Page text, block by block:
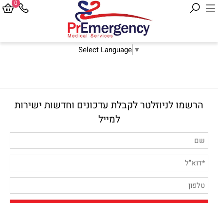
Select Language ▼
0
הרשמו לניוזלטר לקבלת עדכונים וחדשות ישירות
למייל